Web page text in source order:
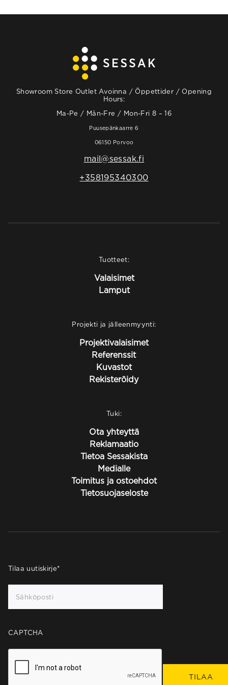
Showroom Store Outlet Avoinna / Öppettider / Opening
Hours:
Ma-Pe / Mån-Fre / Mon-Fri 8 – 16
Puusepänkaarre 6
06150 Porvoo
mail@sessak.fi
+358195340300
Tuotteet:
Valaisimet
Lamput
Projekti ja jälleenmyynti:
Projektivalaisimet
Referenssit
Kuvastot
Rekisteröidy
Tuki:
Ota yhteyttä
Reklamaatio
Tietoa Sessakista
Medialle
Toimitus ja ostoehdot
Tietosuojaseloste
Tilaa uutiskirje*
CAPTCHA